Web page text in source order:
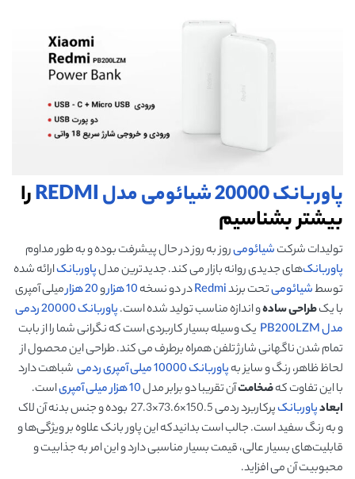
پاوربانک 20000 شیائومی مدل REDMIرا
بیشتر بشناسیم
تولیدات شرکتشیائومیروز به روز در حال پیشرفت بوده و به طور مداوم
پاوربانک‌های جدیدی روانه بازار می کند. جدیدترین مدلپاوربانکارائه شده
توسطشیائومیتحت برندRedmiدر دو نسخه10 هزار و20 هزار
میلی آمپری
با یکطراحی سادهو اندازه مناسب تولید شده است.
پاوربانک 20000 ردمی
مدل PB200LZM
یک وسیله بسیار کاربردی است که نگرانی شما را از بابت
تمام شدن ناگهانی شارژ تلفن همراه برطرف می کند. طراحی این محصول از
لحاظ ظاهر، رنگ و سایز بهپاوربانک 10000 میلی آمپری ردمی
شباهت دارد
با این تفاوت کهضخامتآن تقریبا دو برابر مدل10 هزار میلی آمپری
است.
ابعادپاوربانک
پرکاربرد ردمی 150.5×73.6×27.3 بوده و جنس بدنه آن لاک
و به رنگ سفید است. جالب است بدانیدکه این پاور بانک علاوه بر ویژگی‌ها و
قابلیت‌های بسیار عالی، قیمت بسیار مناسبی دارد و این امر به جذابیت و
محبوبیت آن می افزاید.